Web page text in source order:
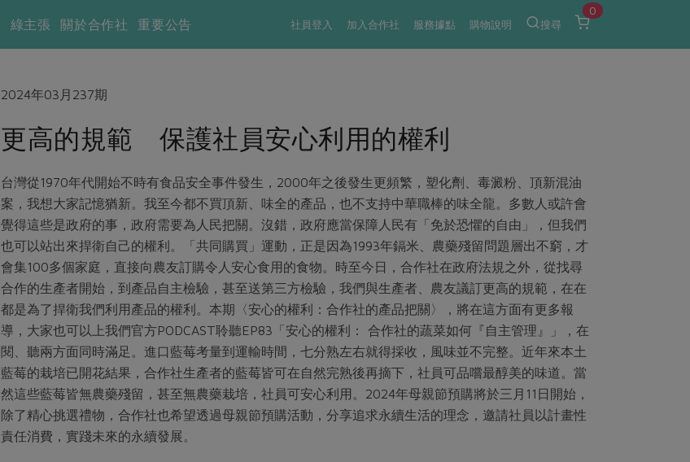
社員登入 加入合作社 服務據點 購物說明 搜尋
0
綠主張 關於合作社 重要公告
2024年03月237期
更高的規範 保護社員安心利用的權利
台灣從1970年代開始不時有食品安全事件發生，2000年之後發生更頻繁，塑化劑、毒澱粉、頂新混油
案，我想大家記憶猶新。我至今都不買頂新、味全的產品，也不支持中華職棒的味全龍。多數人或許會
覺得這些是政府的事，政府需要為人民把關。沒錯，政府應當保障人民有「免於恐懼的自由」，但我們
也可以站出來捍衛自己的權利。「共同購買」運動，正是因為1993年鎘米、農藥殘留問題層出不窮，才
會集100多個家庭，直接向農友訂購令人安心食用的食物。時至今日，合作社在政府法規之外，從找尋
合作的生產者開始，到產品自主檢驗，甚至送第三方檢驗，我們與生產者、農友議訂更高的規範，在在
都是為了捍衛我們利用產品的權利。本期〈安心的權利：合作社的產品把關〉，將在這方面有更多報
導，大家也可以上我們官方PODCAST聆聽EP83「安心的權利： 合作社的蔬菜如何『自主管理』」，在
閱、聽兩方面同時滿足。進口藍莓考量到運輸時間，七分熟左右就得採收，風味並不完整。近年來本土
藍莓的栽培已開花結果，合作社生產者的藍莓皆可在自然完熟後再摘下，社員可品嚐最醇美的味道。當
然這些藍莓皆無農藥殘留，甚至無農藥栽培，社員可安心利用。2024年母親節預購將於三月11日開始，
除了精心挑選禮物，合作社也希望透過母親節預購活動，分享追求永續生活的理念，邀請社員以計畫性
責任消費，實踐未來的永續發展。